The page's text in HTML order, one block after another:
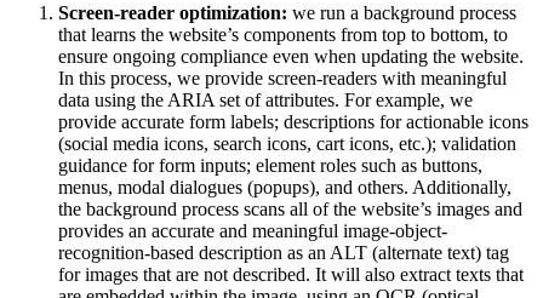
Screen-reader optimization: we run a background process
that learns the website’s components from top to bottom, to
ensure ongoing compliance even when updating the website.
In this process, we provide screen-readers with meaningful
data using the ARIA set of attributes. For example, we
provide accurate form labels; descriptions for actionable icons
(social media icons, search icons, cart icons, etc.); validation
guidance for form inputs; element roles such as buttons,
menus, modal dialogues (popups), and others. Additionally,
the background process scans all of the website’s images and
provides an accurate and meaningful image-object-
recognition-based description as an ALT (alternate text) tag
for images that are not described. It will also extract texts that